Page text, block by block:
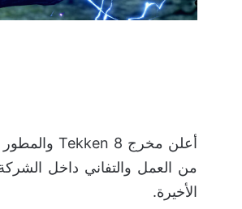
الأخيرة.